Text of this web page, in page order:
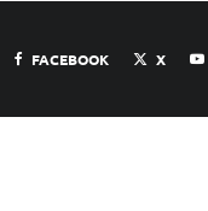
FACEBOOK X